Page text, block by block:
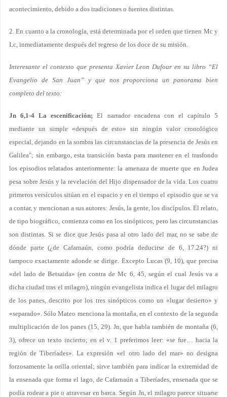
acontecimiento, debido a dos tradiciones o fuentes distintas.
2. En cuanto a la cronología, está determinada por el orden que tienen Mc y
Lc, inmediatamente después del regreso de los doce de su misión.
Interesante el contexto que presenta Xavier Leon Dufour en su libro “El
Evangelio de San Juan” y que nos proporciona un panorama bien
completo del texto:
Jn 6,1-4 La escenificación; El narrador encadena con el capítulo 5
mediante un simple «después de esto» sin ningún valor cronológico
especial, dejando en la sombra las circunstancias de la presencia de Jesús en
Galilea"; sin embargo, esta transición basta para mantener en el trasfondo
los episodios relatados anteriormente: la amenaza de muerte que en Judea
pesa sobre Jesús y la revelación del Hijo dispensador de la vida. Los cuatro
primeros versículos sitúan en el espacio y en el tiempo el episodio que se va
a contar, y mencionan a sus autores: Jesús, la gente, los discípulos. El relato,
de tipo biográfico, comienza como en los sinópticos, pero las circunstancias
son distintas. Si se dice que Jesús pasa al otro lado del mar, no se sabe de
dónde parte (¿de Cafarnaún, como podría deducirse de 6, 17.24?) ni
tampoco exactamente adonde se dirige. Excepto Lucas (9, 10), que precisa
«del lado de Betsaida» (en contra de Mc 6, 45, según el cual Jesús va a
dicha ciudad tras el milagro), ningún evangelista indica el lugar del milagro
de los panes, descrito por los tres sinópticos como un «lugar desierto» y
«separado». Sólo Mateo menciona la montaña, en el contexto de la segunda
multiplicación de los panes (15, 29). Jn, que habla también de montaña (6,
3), ofrece un texto incierto; en el v. 1 preferimos leer: «se fue… hacia la
región de Tiberíades». La expresión «el otro lado del mar» no designa
forzosamente la orilla oriental; sirve también para indicar la extremidad de
la ensenada que forma el lago, de Cafarnaún a Tiberíades, ensenada que se
podía rodear a pie o atravesar en barca. Según Jn, el milagro parece situarse